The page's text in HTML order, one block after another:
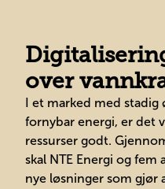
over
I et marked med
fornybar energi, er det
ressurser godt.
skal NTE Energi og
nye løsninger som gjør